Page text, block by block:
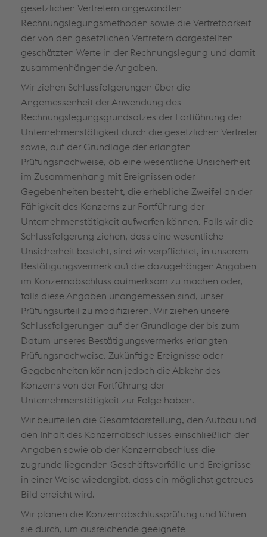
gesetzlichen Vertretern angewandten
Rechnungslegungsmethoden sowie die Vertretbarkeit
der von den gesetzlichen Vertretern dargestellten
geschätzten Werte in der Rechnungslegung und damit
zusammenhängende Angaben.
Wir ziehen Schlussfolgerungen über die
Angemessenheit der Anwendung des
Rechnungslegungsgrundsatzes der Fortführung der
Unternehmenstätigkeit durch die gesetzlichen Vertreter
sowie, auf der Grundlage der erlangten
Prüfungsnachweise, ob eine wesentliche Unsicherheit
im Zusammenhang mit Ereignissen oder
Gegebenheiten besteht, die erhebliche Zweifel an der
Fähigkeit des Konzerns zur Fortführung der
Unternehmenstätigkeit aufwerfen können. Falls wir die
Schlussfolgerung ziehen, dass eine wesentliche
Unsicherheit besteht, sind wir verpflichtet, in unserem
Bestätigungsvermerk auf die dazugehörigen Angaben
im Konzernabschluss aufmerksam zu machen oder,
falls diese Angaben unangemessen sind, unser
Prüfungsurteil zu modifizieren. Wir ziehen unsere
Schlussfolgerungen auf der Grundlage der bis zum
Datum unseres Bestätigungsvermerks erlangten
Prüfungsnachweise. Zukünftige Ereignisse oder
Gegebenheiten können jedoch die Abkehr des
Konzerns von der Fortführung der
Unternehmenstätigkeit zur Folge haben.
Wir beurteilen die Gesamtdarstellung, den Aufbau und
den Inhalt des Konzernabschlusses einschließlich der
Angaben sowie ob der Konzernabschluss die
zugrunde liegenden Geschäftsvorfälle und Ereignisse
in einer Weise wiedergibt, dass ein möglichst getreues
Bild erreicht wird.
Wir planen die Konzernabschlussprüfung und führen
sie durch, um ausreichende geeignete